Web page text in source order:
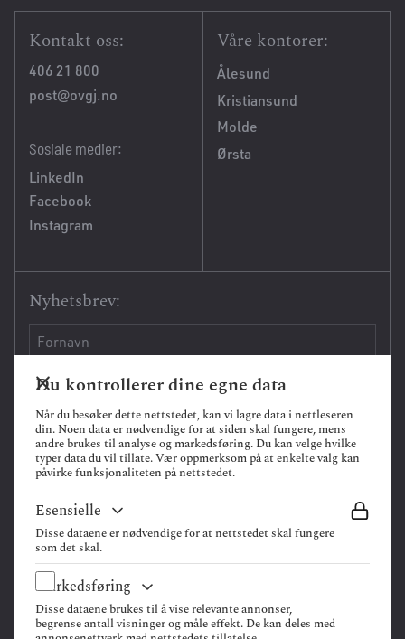
Kontakt oss:
406 21 800
post@ovgj.no
Sosiale medier:
LinkedIn
Facebook
Instagram
Våre kontorer:
Ålesund
Kristiansund
Molde
Ørsta
Nyhetsbrev:
Personvernerklæring
Oppdragsvilkår
Org.nr: 916 611 455
Du kontrollerer dine egne data
Når du besøker dette nettstedet, kan vi lagre data i nettleseren
din. Noen data er nødvendige for at siden skal fungere, mens
andre brukes til analyse og markedsføring. Du kan velge hvilke
typer data du vil tillate. Vær oppmerksom på at enkelte valg kan
påvirke funksjonaliteten på nettstedet.
Esensielle
Disse dataene er nødvendige for at nettstedet skal fungere
som det skal.
Markedsføring
Disse dataene brukes til å vise relevante annonser,
begrense antall visninger og måle effekt. De kan deles med